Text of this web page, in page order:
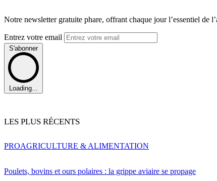
Notre newsletter gratuite phare, offrant chaque jour l’essentiel de
Entrez votre email
S'abonner
Loading...
LES PLUS RÉCENTS
Poulets, bovins et ours polaires : la grippe aviaire se propage
PROAGRICULTURE & ALIMENTATION